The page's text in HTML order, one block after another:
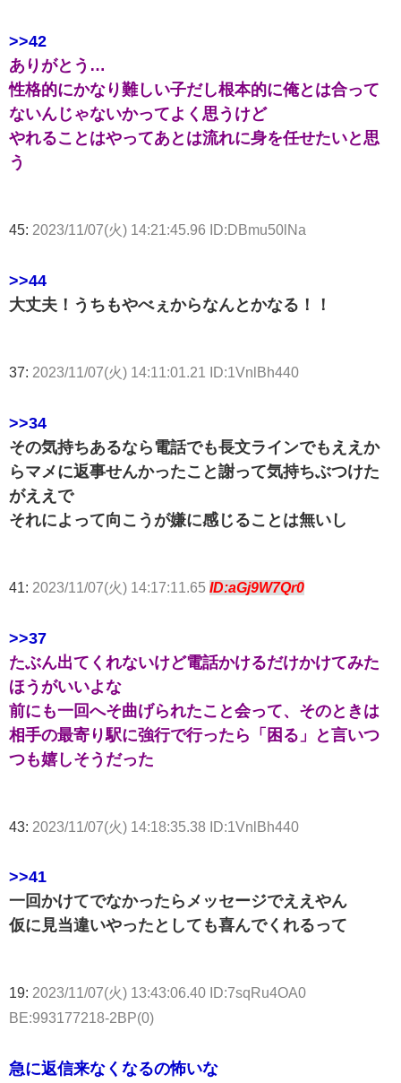
>>42
ありがとう…
性格的にかなり難しい子だし根本的に俺とは合って
ないんじゃないかってよく思うけど
やれることはやってあとは流れに身を任せたいと思
う
45: 2023/11/07(火) 14:21:45.96 ID:DBmu50lNa
>>44
大丈夫！うちもやべぇからなんとかなる！！
37: 2023/11/07(火) 14:11:01.21 ID:1VnlBh440
>>34
その気持ちあるなら電話でも長文ラインでもええか
らマメに返事せんかったこと謝って気持ちぶつけた
がええで
それによって向こうが嫌に感じることは無いし
41: 2023/11/07(火) 14:17:11.65 ID:aGj9W7Qr0
>>37
たぶん出てくれないけど電話かけるだけかけてみた
ほうがいいよな
前にも一回へそ曲げられたこと会って、そのときは
相手の最寄り駅に強行で行ったら「困る」と言いつ
つも嬉しそうだった
43: 2023/11/07(火) 14:18:35.38 ID:1VnlBh440
>>41
一回かけてでなかったらメッセージでええやん
仮に見当違いやったとしても喜んでくれるって
19: 2023/11/07(火) 13:43:06.40 ID:7sqRu4OA0
BE:993177218-2BP(0)
急に返信来なくなるの怖いな